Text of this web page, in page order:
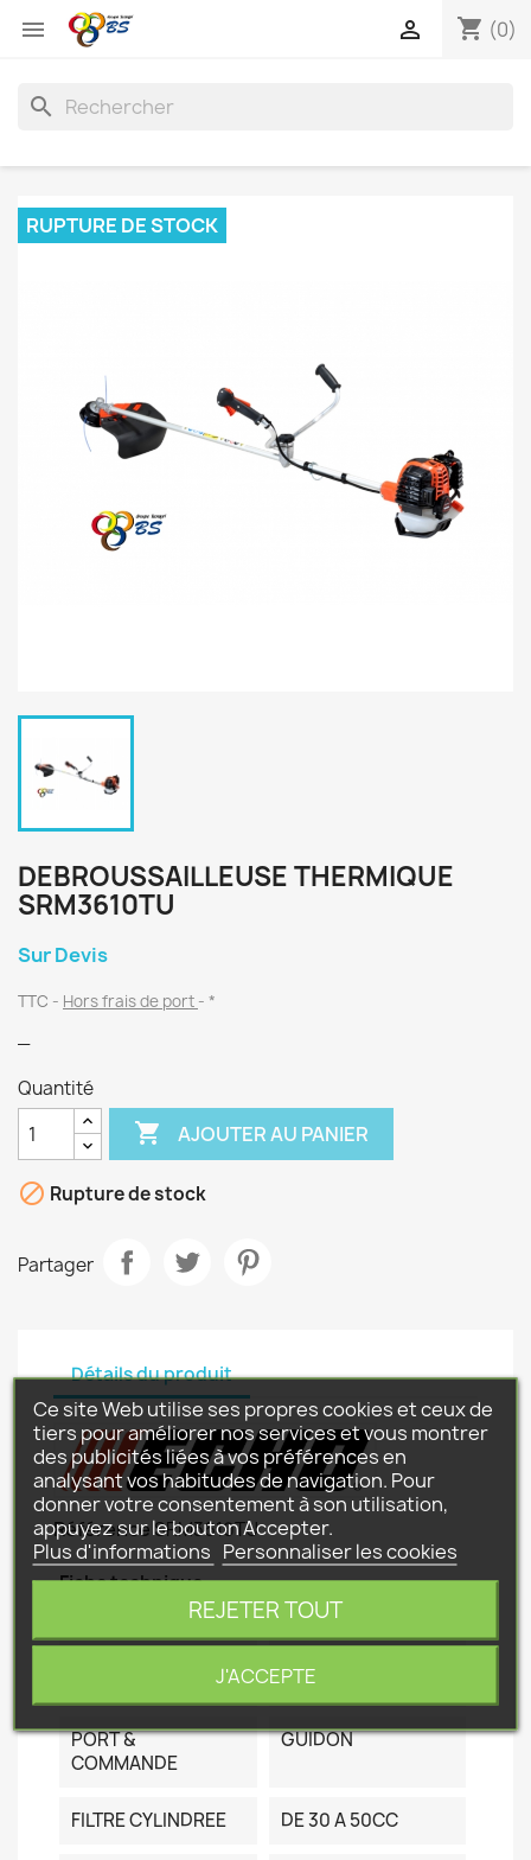
 shopping_cart (0)

search
RUPTURE DE STOCK
DEBROUSSAILLEUSE THERMIQUE
SRM3610TU
Sur Devis
TTC Hors frais de port *
Quantité
 AJOUTER AU PANIER
 Rupture de stock
Partager
Détails du produit
RéférenceSRM3610TU
Fiche technique
36.3CC
6.6KG
PORT &
COMMANDE
GUIDON
FILTRE CYLINDREE DE 30 A 50CC
Ce site Web utilise ses propres cookies et ceux de
tiers pour améliorer nos services et vous montrer
des publicités liées à vos préférences en
analysant vos habitudes de navigation. Pour
donner votre consentement à son utilisation,
appuyez sur le bouton Accepter.
Plus d'informations Personnaliser les cookies
REJETER TOUT
J'ACCEPTE